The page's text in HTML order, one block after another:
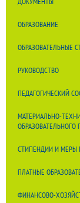
ОБРАЗОВАНИЕ
ОБРАЗОВАТЕЛЬНЫЕ
РУКОВОДСТВО
ПЕДАГОГИЧЕСКИЙ
МАТЕРИАЛЬНО-
ОБРАЗОВАТЕЛЬНОГО
СТИПЕНДИИ И
ПЛАТНЫЕ
ФИНАНСОВО-